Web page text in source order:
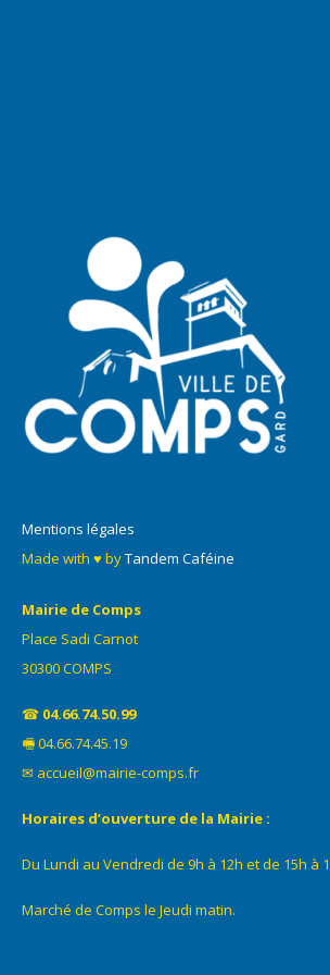
Mentions légales
Made with ♥ byTandem Caféine
Mairie de Comps
Place Sadi Carnot
30300 COMPS
☎ 04.66.74.50.99
🖷 04.66.74.45.19
✉ accueil@mairie-comps.fr
Horaires d’ouverture de la Mairie :
Du Lundi au Vendredi de 9h à 12h et de 15h à
Marché de Comps le Jeudi matin.